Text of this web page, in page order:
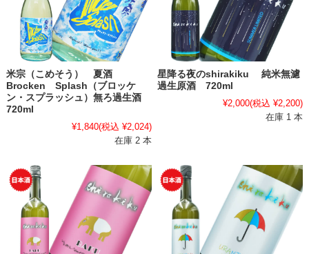
米宗（こめそう） 夏酒
Brocken Splash（ブロッケ
ン・スプラッシュ）無ろ過生酒
720ml
¥1,840(税込 ¥2,024)
在庫 2 本
星降る夜のshirakiku 純米無濾
過生原酒 720ml
¥2,000(税込 ¥2,200)
在庫 1 本